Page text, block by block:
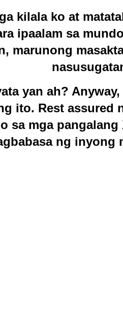
kilala ko at
ipaalam sa
marunong
yan ah?
ito. Rest assured
sa mga
ng inyong